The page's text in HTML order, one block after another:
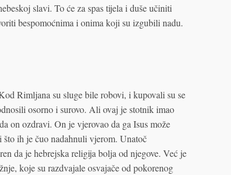
slavi. To će za spas tijela i duše učiniti
bespomoćnima i onima koji su izgubili nadu.
Rimljana su sluge bile robovi, i kupovali su se
osorno i surovo. Ali ovaj je stotnik imao
on ozdravi. On je vjerovao da ga Isus može
ih je čuo nadahnuli vjerom. Unatoč
da je hebrejska religija bolja od njegove. Već je
koje su razdvajale osvajače od pokorenog